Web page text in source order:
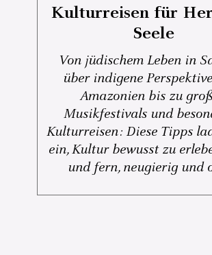
Kulturreisen für
Seele
Von jüdischem Leben in
über indigene
Amazonien bis zu
Musikfestivals und
Kulturreisen: Diese Tipps
ein, Kultur bewusst zu
und fern, neugierig und